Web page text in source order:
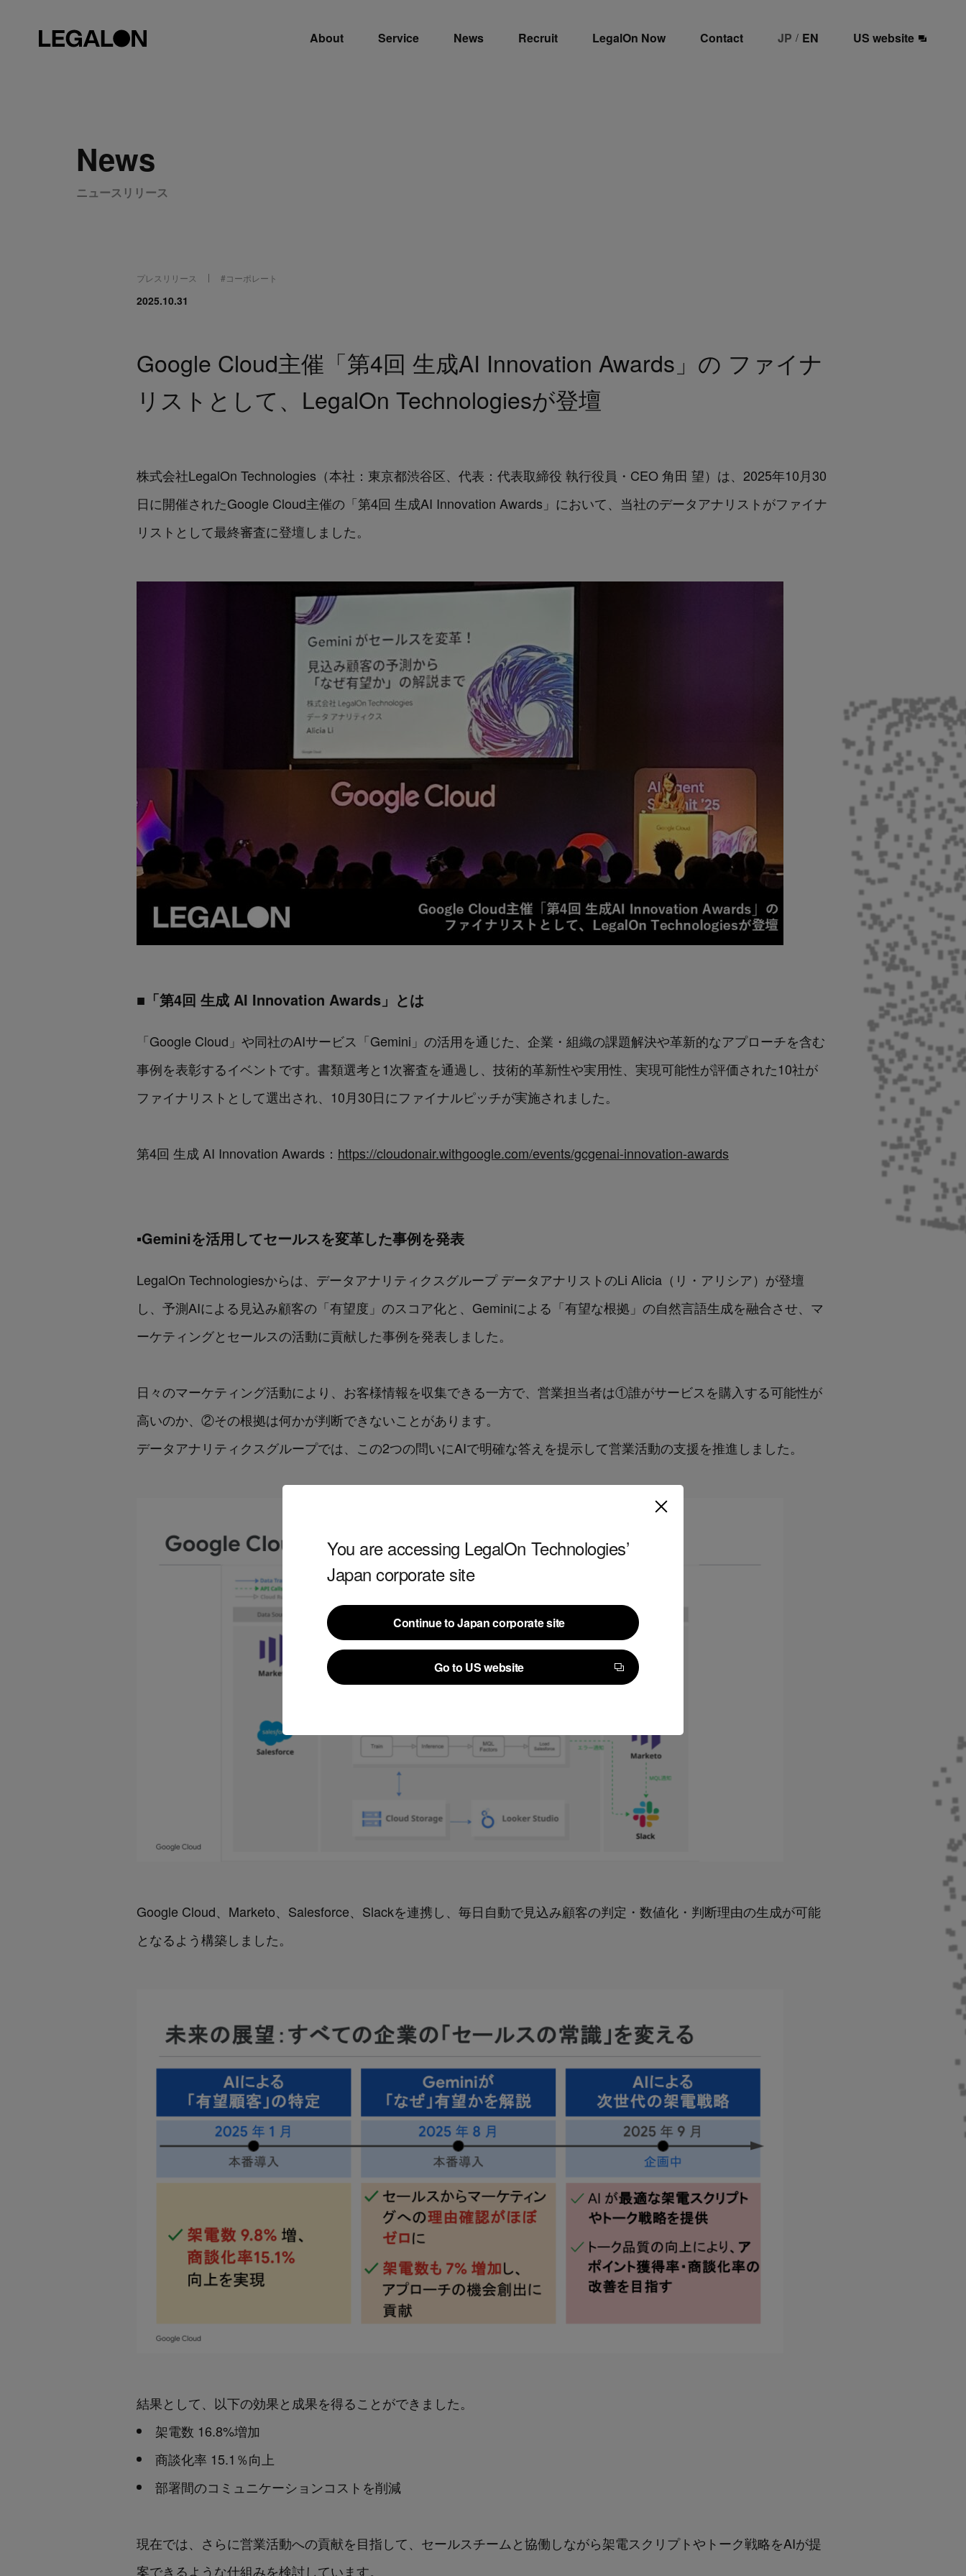
About Service News Recruit LegalOn Now Contact JP / EN US website
You are accessing LegalOn Technologies’
Japan corporate site
Continue to Japan corporate site
Continue to Japan corporate site
Go to US website
Go to US website
News
ニュースリリース
プレスリリース #コーポレート
2025.10.31
Google Cloud主催「第4回 生成AI Innovation Awards」の ファイナ
リストとして、LegalOn Technologiesが登壇
株式会社LegalOn Technologies（本社：東京都渋谷区、代表：代表取締役 執行役員・CEO 角田 望）は、2025年10月30
日に開催されたGoogle Cloud主催の「第4回 生成AI Innovation Awards」において、当社のデータアナリストがファイナ
リストとして最終審査に登壇しました。
■「第4回 生成 AI Innovation Awards」とは
「Google Cloud」や同社のAIサービス「Gemini」の活用を通じた、企業・組織の課題解決や革新的なアプローチを含む
事例を表彰するイベントです。書類選考と1次審査を通過し、技術的革新性や実用性、実現可能性が評価された10社が
ファイナリストとして選出され、10月30日にファイナルピッチが実施されました。
第4回 生成 AI Innovation Awards： https://cloudonair.withgoogle.com/events/gcgenai-innovation-awards
▪️Geminiを活用してセールスを変革した事例を発表
LegalOn Technologiesからは、データアナリティクスグループ データアナリストのLi Alicia（リ・アリシア）が登壇
し、予測AIによる見込み顧客の「有望度」のスコア化と、Geminiによる「有望な根拠」の自然言語生成を融合させ、マ
ーケティングとセールスの活動に貢献した事例を発表しました。
日々のマーケティング活動により、お客様情報を収集できる一方で、営業担当者は①誰がサービスを購入する可能性が
高いのか、②その根拠は何かが判断できないことがあります。
データアナリティクスグループでは、この2つの問いにAIで明確な答えを提示して営業活動の支援を推進しました。
Google Cloud、Marketo、Salesforce、Slackを連携し、毎日自動で見込み顧客の判定・数値化・判断理由の生成が可能
となるよう構築しました。
結果として、以下の効果と成果を得ることができました。
架電数 16.8%増加
商談化率 15.1％向上
部署間のコミュニケーションコストを削減
現在では、さらに営業活動への貢献を目指して、セールスチームと協働しながら架電スクリプトやトーク戦略をAIが提
案できるような仕組みを検討しています。